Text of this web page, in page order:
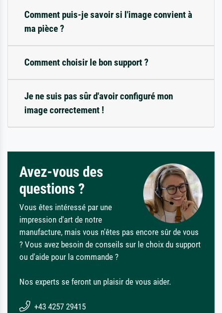
Comment puis-je savoir si l'image convient à
ma pièce ?
Comment choisir le bon support ?
Je ne suis pas sûr d'avoir configuré mon
image correctement !
Avez-vous des
questions ?
Vous êtes intéressé par une
impression d'art de notre
manufacture, mais vous n'êtes pas encore sûr de vous
? Vous avez besoin de conseils sur le choix du support
ou d'aide pour la commande ?
Nos experts se feront un plaisir de vous aider.
+43 4257 29415